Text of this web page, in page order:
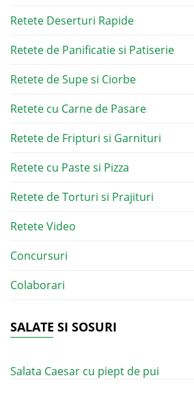
Retete Deserturi Rapide
Retete de Panificatie si Patiserie
Retete de Supe si Ciorbe
Retete cu Carne de Pasare
Retete de Fripturi si Garnituri
Retete cu Paste si Pizza
Retete de Torturi si Prajituri
Retete Video
Concursuri
Colaborari
SALATE SI SOSURI
Salata Caesar cu piept de pui